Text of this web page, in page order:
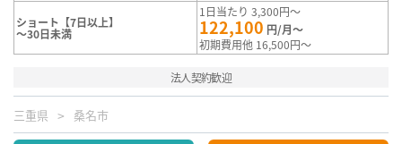
ショート【7日以上】
～30日未満
1日当たり 3,300円～
122,100 円/月～
初期費用他 16,500円～
法人契約歓迎
三重県 桑名市